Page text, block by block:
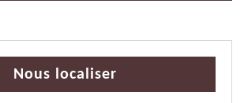
Nous localiser